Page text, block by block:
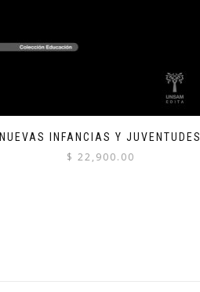
NUEVAS INFANCIAS Y JUVENTUDES
$ 22,900.00